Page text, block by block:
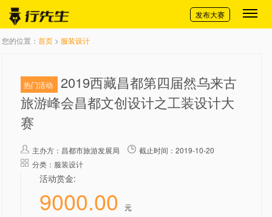
切换导航
发布大赛
您的位置： 首页 > 服装设计
热门活动
2019西藏昌都第四届然乌来古
旅游峰会昌都文创设计之工装设计大
赛
主办方： 昌都市旅游发展局
截止时间：2019-10-20
分类：服装设计
活动赏金:
9000.00 元